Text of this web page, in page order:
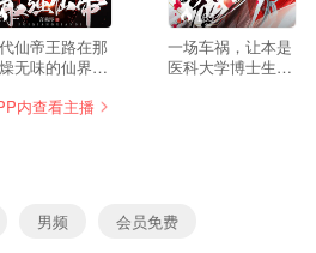
--
仙帝王路在那
无味的仙界待
而本该会是一
至此，再造创
血，书写征天
169
一场车祸，让本是
医科大学博士生宋
小姐对人体三百六
十个穴位，三十六
内查看主播
男频 会员免费